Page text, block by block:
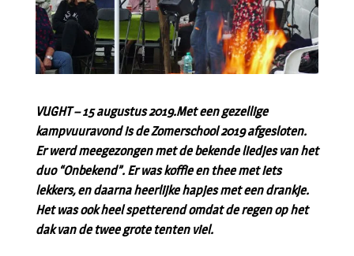
VUGHT– 15 augustus 2019.Met een gezellige
kampvuuravond is de Zomerschool 2019 afgesloten.
Er werd meegezongen met de bekende liedjes van het
duo “Onbekend”. Er was koffie en thee met iets
lekkers, en daarna heerlijke hapjes met een drankje.
Het was ook heel spetterend omdat de regen op het
dak van de twee grote tenten viel.